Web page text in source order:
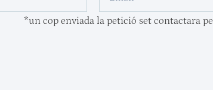
*un cop enviada la petició set contactara